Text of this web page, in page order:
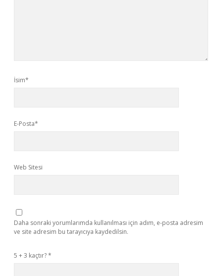
İsim*
E-Posta*
Web Sitesi
Daha sonraki yorumlarımda kullanılması için adım, e-posta adresim
ve site adresim bu tarayıcıya kaydedilsin.
5 + 3 kaçtır?*